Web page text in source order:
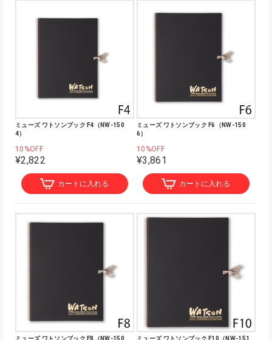
ミューズ ワトソンブック F4（NW-150
4）
10%OFF
¥2,822
カートに入れる
ミューズ ワトソンブック F6（NW-150
6）
10%OFF
¥3,861
カートに入れる
ミューズ ワトソンブック F8（NW-150 ミューズ ワトソンブック F10（NW-151